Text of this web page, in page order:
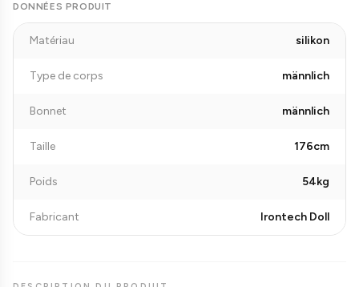
DONNÉES PRODUIT
Matériau silikon
Type de corps männlich
Bonnet männlich
Taille 176cm
Poids 54kg
Fabricant Irontech Doll